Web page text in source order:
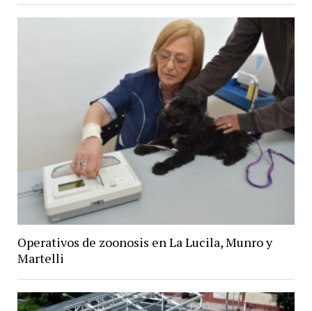
Operativos de zoonosis en La Lucila, Munro y
Martelli